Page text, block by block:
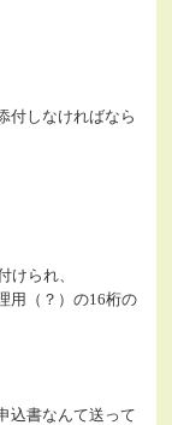
付しなければなら
けられ、
用（？）の16桁の
込書なんて送って